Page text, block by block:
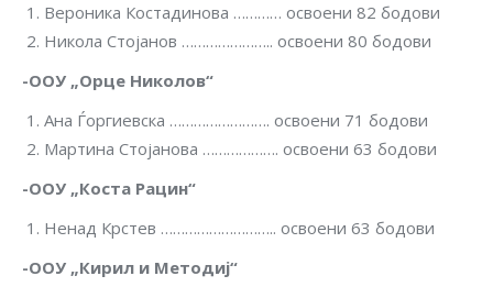
Вероника Костадинова ………… освоени 82 бодови
Никола Стојанов ………………….. освоени 80 бодови
-ООУ „Орце Николов“
Ана Ѓоргиевска ……………………. освоени 71 бодови
Мартина Стојанова ………………. освоени 63 бодови
-ООУ „Коста Рацин“
Ненад Крстев ……………………….. освоени 63 бодови
-ООУ „Кирил и Методиј“